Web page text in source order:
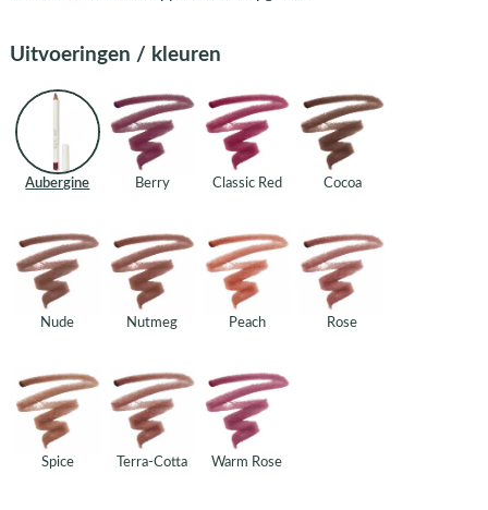
Uitvoeringen / kleuren
Aubergine Berry Classic Red Cocoa
Nude Nutmeg Peach Rose
Spice Terra-Cotta Warm Rose